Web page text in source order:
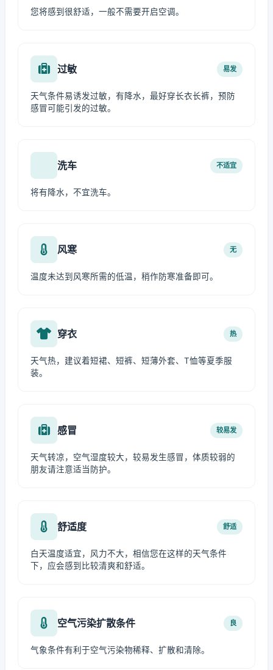
您将感到很舒适，一般不需要开启空调。
过敏 易发
天气条件易诱发过敏，有降水，最好穿长衣长裤，预防
感冒可能引发的过敏。
洗车 不适宜
将有降水，不宜洗车。
风寒 无
温度未达到风寒所需的低温，稍作防寒准备即可。
穿衣 热
天气热，建议着短裙、短裤、短薄外套、T恤等夏季服
装。
感冒 较易发
天气转凉，空气湿度较大，较易发生感冒，体质较弱的
朋友请注意适当防护。
舒适度 舒适
白天温度适宜，风力不大，相信您在这样的天气条件
下，应会感到比较清爽和舒适。
空气污染扩散条件 良
气象条件有利于空气污染物稀释、扩散和清除。